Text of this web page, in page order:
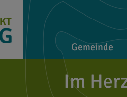
Gemeinde
Im